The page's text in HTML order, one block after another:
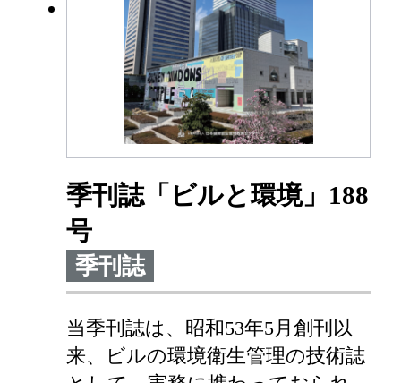
季刊誌「ビルと環境」188
号
季刊誌
当季刊誌は、昭和53年5月創刊以
来、ビルの環境衛生管理の技術誌